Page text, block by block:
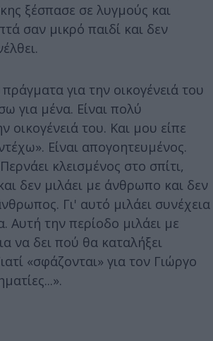
ξέσπασε σε λυγμούς και
σαν μικρό παιδί και δεν
για την οικογένειά του
για μένα. Είναι πολύ
οικογένειά του. Και μου είπε
Είναι απογοητευμένος.
κλεισμένος στο σπίτι,
δεν μιλάει με άνθρωπο και δεν
Γι' αυτό μιλάει συνέχεια
Αυτή την περίοδο μιλάει με
να δει πού θα καταλήξει
«σφάζονται» για τον Γιώργο